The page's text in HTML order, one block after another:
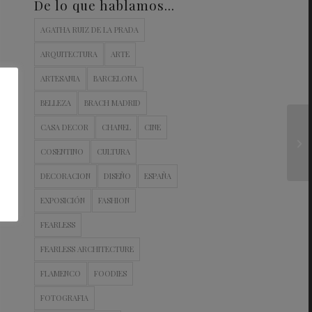
De lo que hablamos…
AGATHA RUIZ DE LA PRADA
ARQUITECTURA ARTE
ARTESANIA BARCELONA
BELLEZA BRACH MADRID
CASA DECOR CHANEL CINE
COSENTINO CULTURA
DECORACION DISEÑO ESPAÑA
EXPOSICIÓN FASHION
FEARLESS
FEARLESS ARCHITECTURE
FLAMENCO FOODIES
FOTOGRAFIA